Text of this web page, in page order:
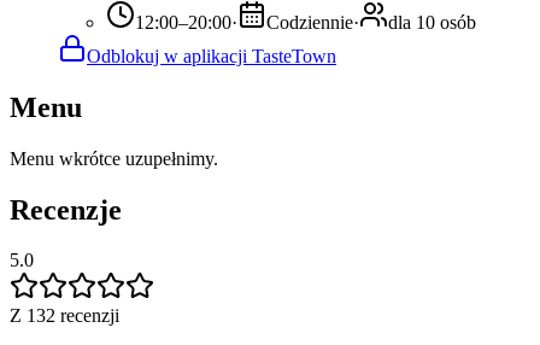
12:00–20:00· Codziennie·
dla 10 osób
Odblokuj w aplikacji TasteTown
Menu
Menu wkrótce uzupełnimy.
Recenzje
5.0
Z 132 recenzji